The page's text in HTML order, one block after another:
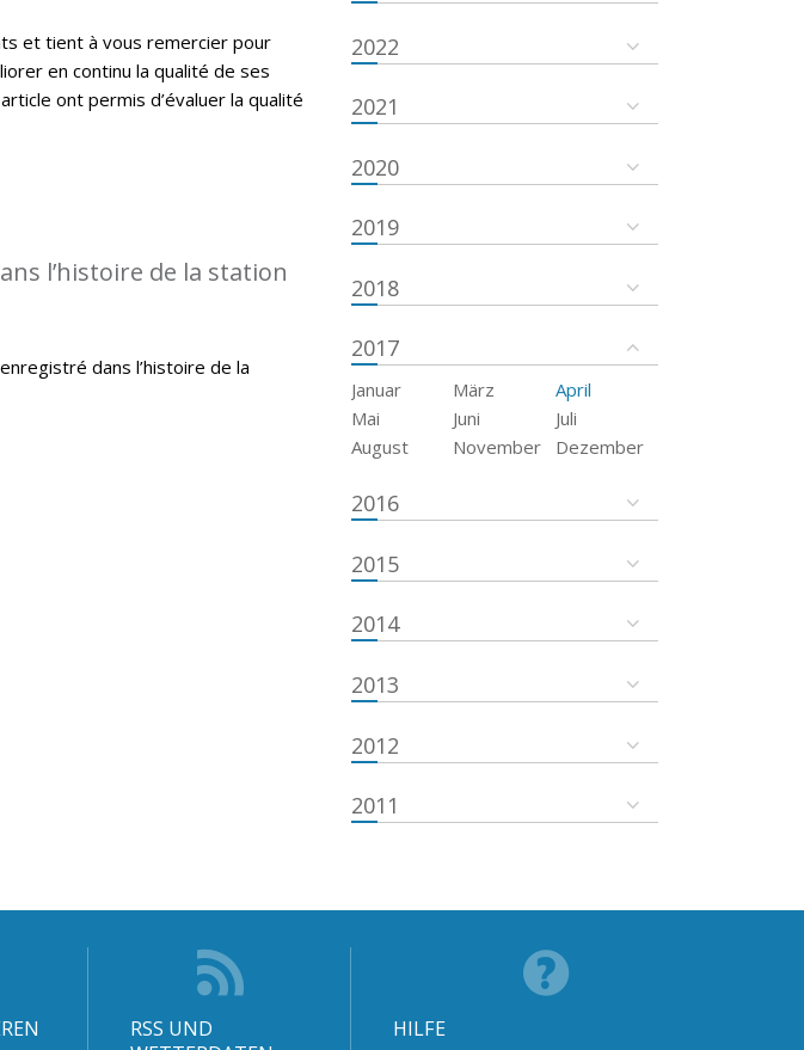
et tient à vous remercier pour
en continu la qualité de ses
ont permis d’évaluer la qualité
l’histoire de la station
dans l’histoire de la
2022
2021
2020
2019
2018
2017
Januar März
April
Mai
Juni
Juli
August
November Dezember
2016
2015
2014
2013
2012
2011
RSS UND
HILFE